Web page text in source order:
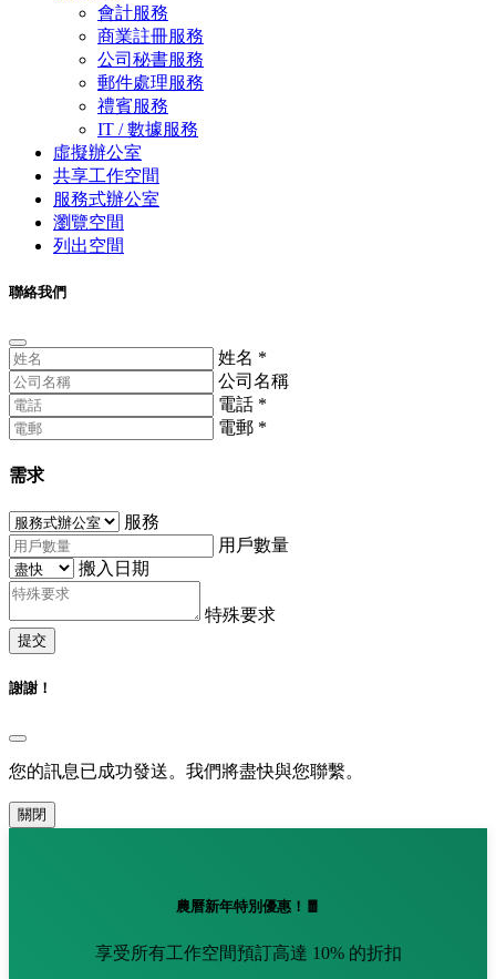
會計服務
商業註冊服務
公司秘書服務
郵件處理服務
禮賓服務
IT / 數據服務
虛擬辦公室
共享工作空間
服務式辦公室
瀏覽空間
列出空間
聯絡我們
姓名 *
公司名稱
電話 *
電郵 *
需求
服務
用戶數量
搬入日期
特殊要求
提交
謝謝！
您的訊息已成功發送。我們將盡快與您聯繫。
關閉
農曆新年特別優惠！🧧
享受所有工作空間預訂高達 10% 的折扣